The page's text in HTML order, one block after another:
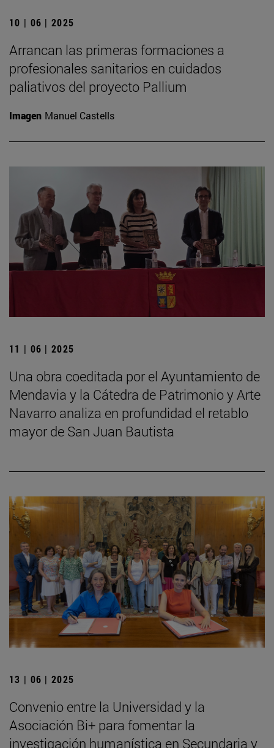
10 | 06 | 2025
Arrancan las primeras formaciones a
profesionales sanitarios en cuidados
paliativos del proyecto Pallium
Imagen Manuel Castells
11 | 06 | 2025
Una obra coeditada por el Ayuntamiento de
Mendavia y la Cátedra de Patrimonio y Arte
Navarro analiza en profundidad el retablo
mayor de San Juan Bautista
13 | 06 | 2025
Convenio entre la Universidad y la
Asociación Bi+ para fomentar la
investigación humanística en Secundaria y